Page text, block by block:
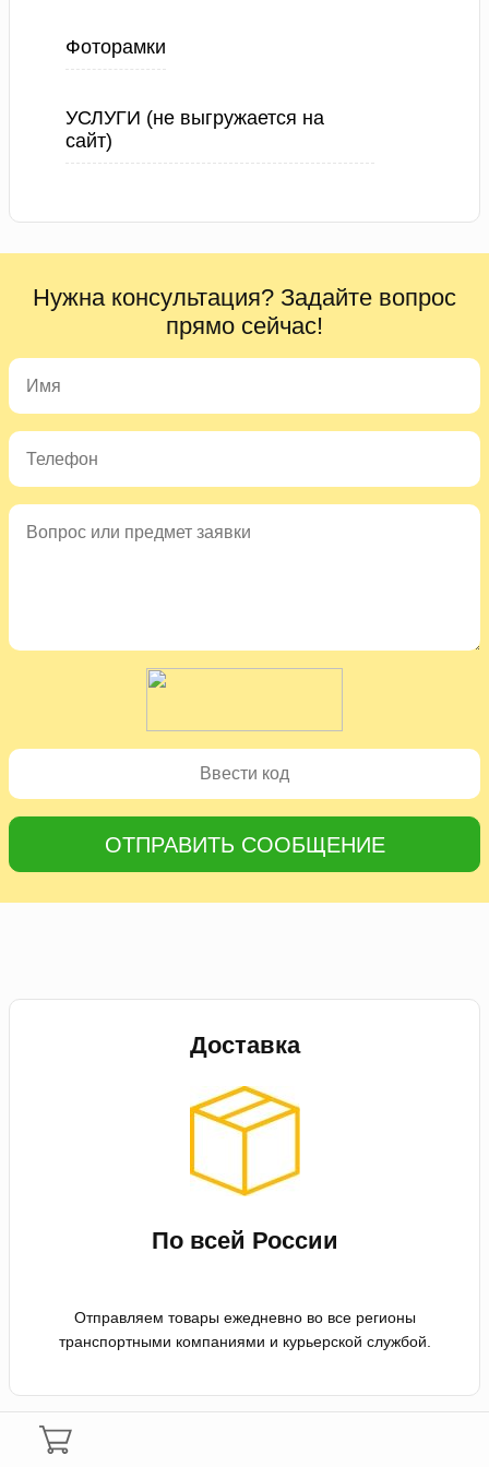
Фоторамки
УСЛУГИ (не выгружается на
сайт)
Нужна консультация? Задайте вопрос
прямо сейчас!
ОТПРАВИТЬ СООБЩЕНИЕ
Доставка
По всей России
Отправляем товары ежедневно во все регионы
транспортными компаниями и курьерской службой.